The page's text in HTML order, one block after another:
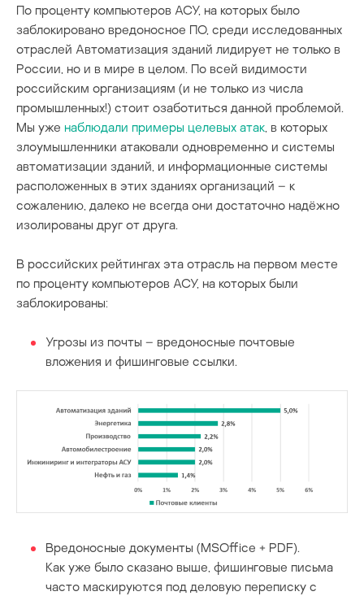
По проценту компьютеров АСУ, на которых было
заблокировано вредоносное ПО, среди исследованных
отраслей Автоматизация зданий лидирует не только в
России, но и в мире в целом. По всей видимости
российским организациям (и не только из числа
промышленных!) стоит озаботиться данной проблемой.
Мы уже наблюдали примеры целевых атак , в которых
злоумышленники атаковали одновременно и системы
автоматизации зданий, и информационные системы
расположенных в этих зданиях организаций – к
сожалению, далеко не всегда они достаточно надёжно
изолированы друг от друга.
В российских рейтингах эта отрасль на первом месте
по проценту компьютеров АСУ, на которых были
заблокированы:
Угрозы из почты – вредоносные почтовые
вложения и фишинговые ссылки.
Вредоносные документы (MSOffice + PDF).
Как уже было сказано выше, фишинговые письма
часто маскируются под деловую переписку с